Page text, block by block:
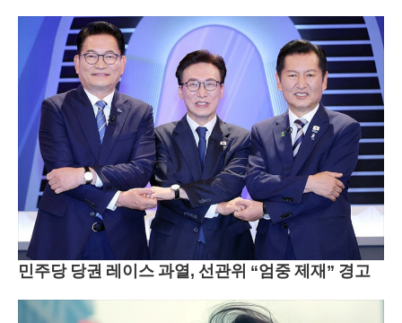
민주당 당권 레이스 과열, 선관위 “엄중 제재” 경고